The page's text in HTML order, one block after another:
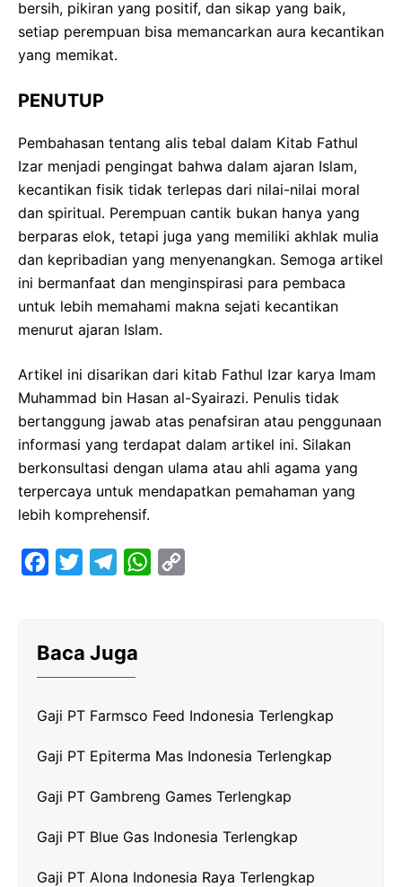
bersih, pikiran yang positif, dan sikap yang baik,
setiap perempuan bisa memancarkan aura kecantikan
yang memikat.
PENUTUP
Pembahasan tentang alis tebal dalam Kitab Fathul
Izar menjadi pengingat bahwa dalam ajaran Islam,
kecantikan fisik tidak terlepas dari nilai-nilai moral
dan spiritual. Perempuan cantik bukan hanya yang
berparas elok, tetapi juga yang memiliki akhlak mulia
dan kepribadian yang menyenangkan. Semoga artikel
ini bermanfaat dan menginspirasi para pembaca
untuk lebih memahami makna sejati kecantikan
menurut ajaran Islam.
Artikel ini disarikan dari kitab Fathul Izar karya Imam
Muhammad bin Hasan al-Syairazi. Penulis tidak
bertanggung jawab atas penafsiran atau penggunaan
informasi yang terdapat dalam artikel ini. Silakan
berkonsultasi dengan ulama atau ahli agama yang
terpercaya untuk mendapatkan pemahaman yang
lebih komprehensif.
o
k
g
a
m
W
p
p
n
k
Baca Juga
Gaji PT Farmsco Feed Indonesia Terlengkap
Gaji PT Epiterma Mas Indonesia Terlengkap
Gaji PT Gambreng Games Terlengkap
Gaji PT Blue Gas Indonesia Terlengkap
Gaji PT Alona Indonesia Raya Terlengkap